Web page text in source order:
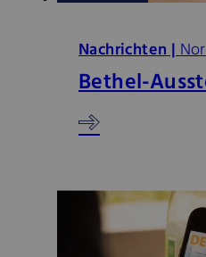
Nachrichten |
Bethel-